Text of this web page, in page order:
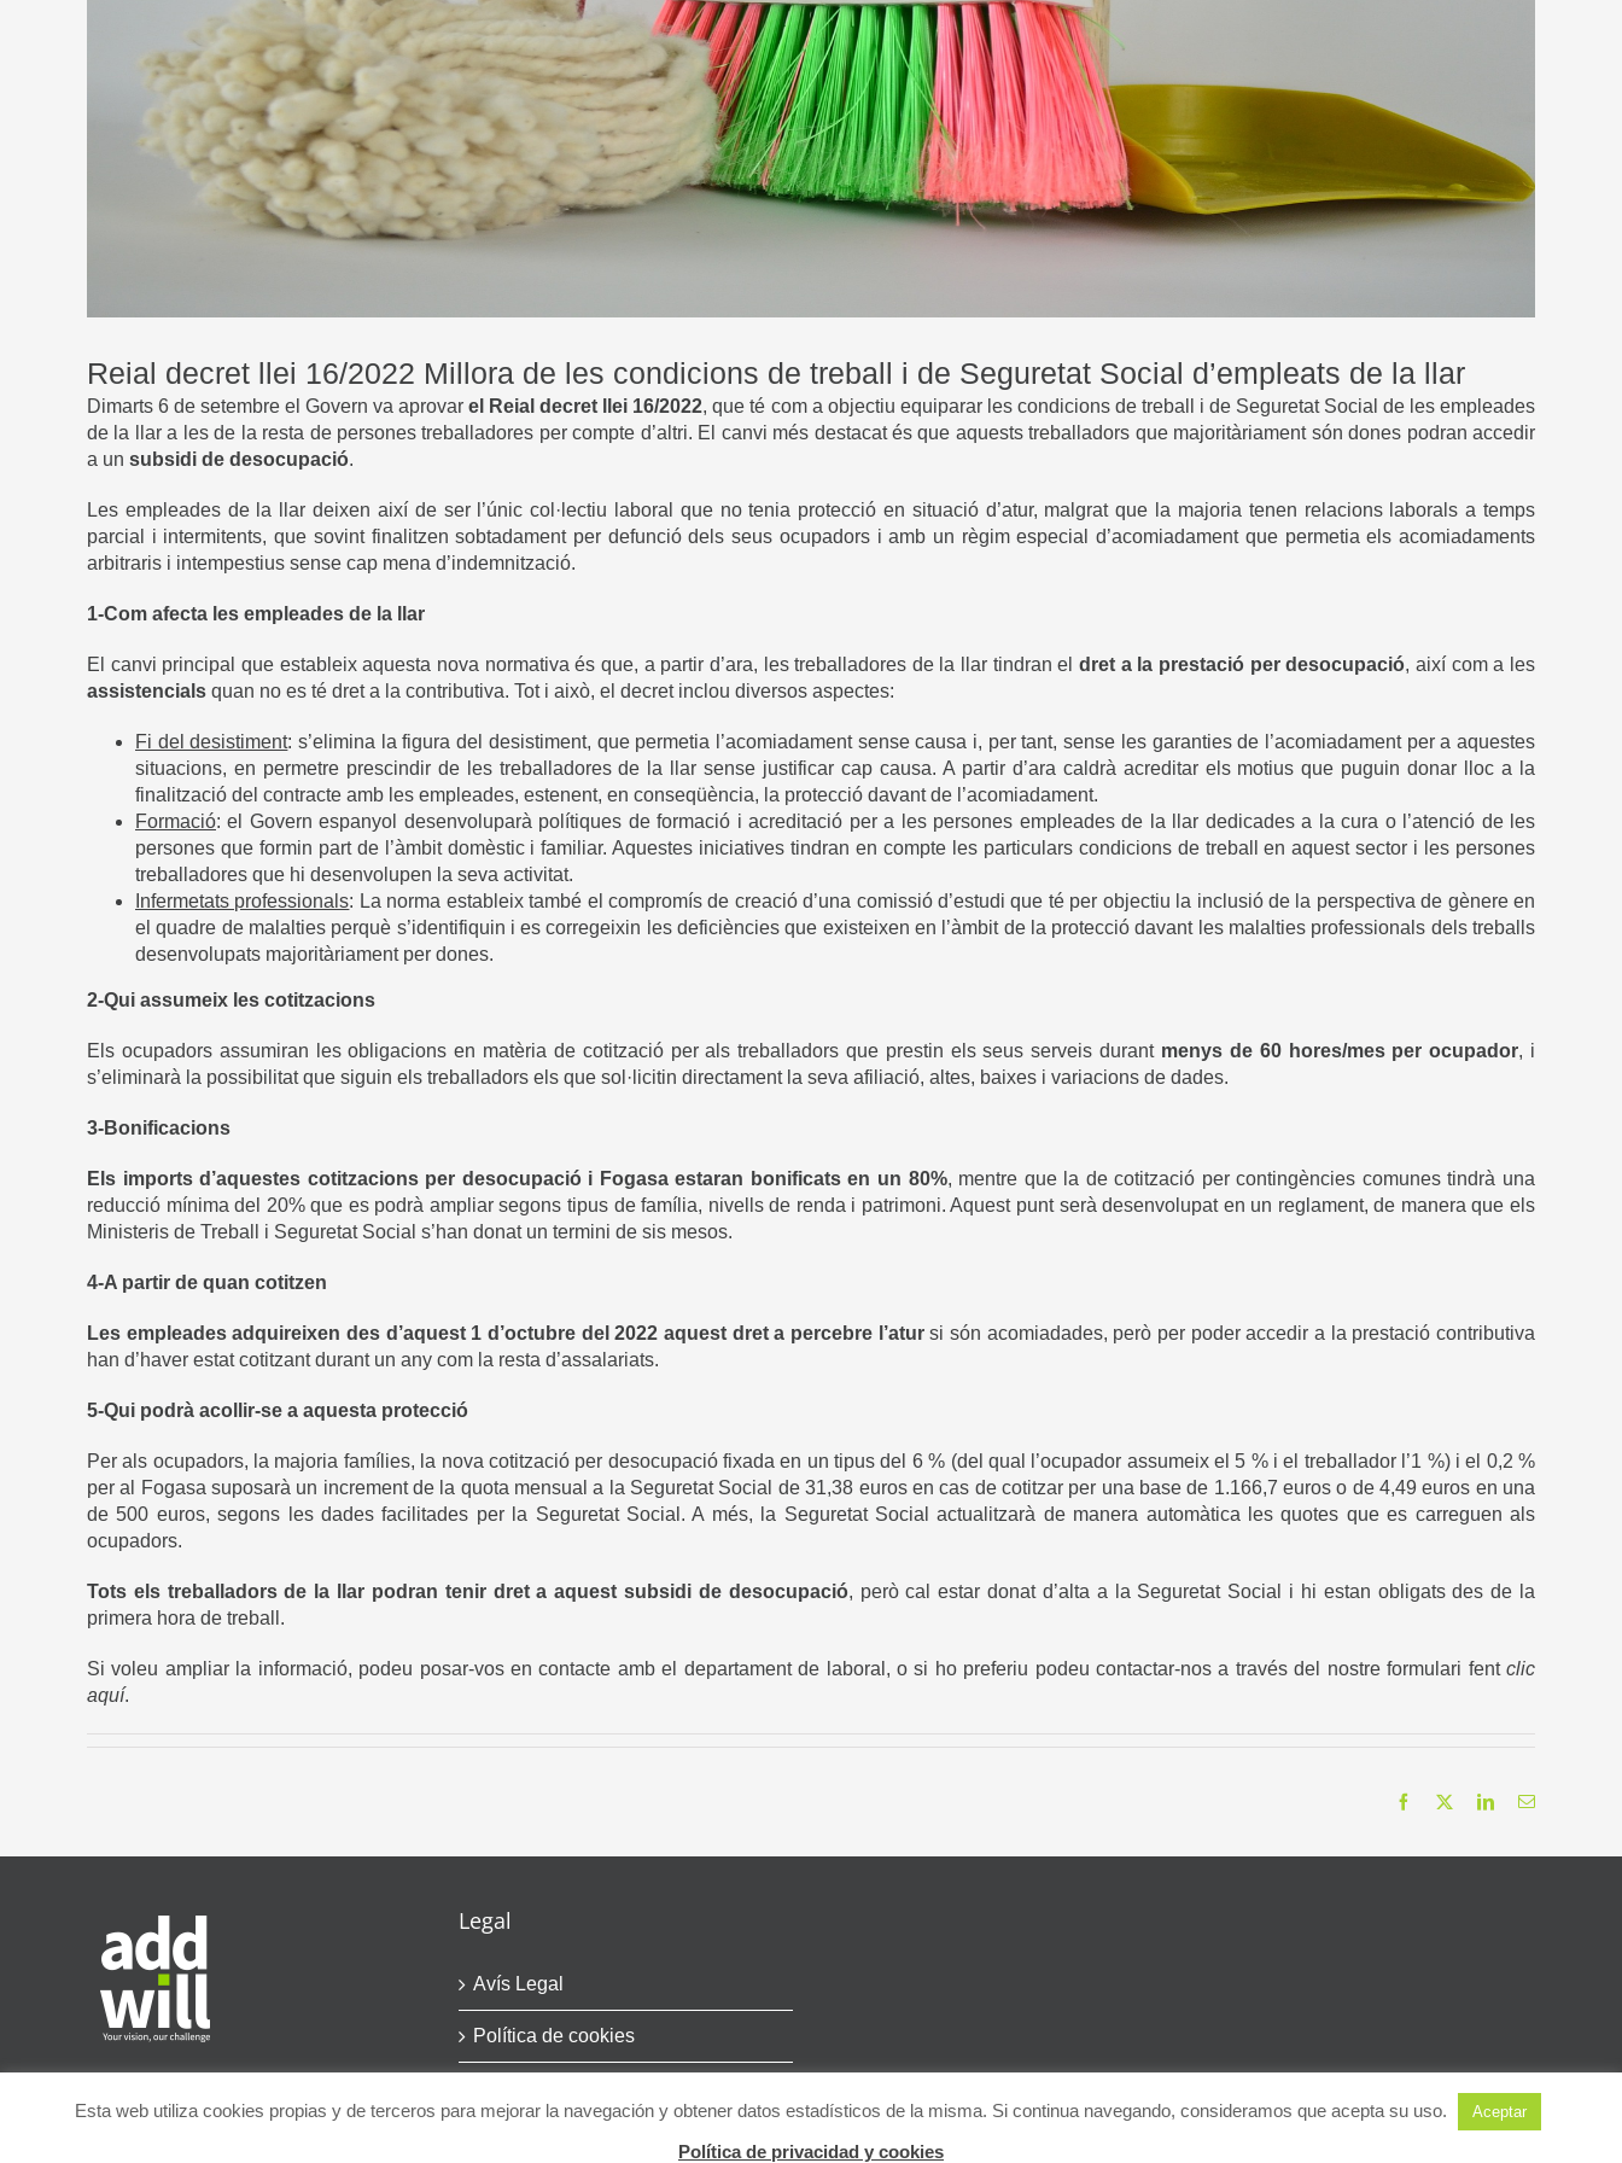
Reial decret llei 16/2022 Millora de les condicions de treball i de Seguretat Social d’empleats de la llar
Dimarts 6 de setembre el Govern va aprovarel Reial decret llei 16/2022, que té com a objectiu equiparar les condicions de treball i de Seguretat Social de les empleades
de la llar a les de la resta de persones treballadores per compte d’altri. El canvi més destacat és que aquests treballadors que majoritàriament són dones podran accedir
a un subsidi de desocupació.
Les empleades de la llar deixen així de ser l’únic col·lectiu laboral que no tenia protecció en situació d’atur, malgrat que la majoria tenen relacions laborals a temps
parcial i intermitents, que sovint finalitzen sobtadament per defunció dels seus ocupadors i amb un règim especial d’acomiadament que permetia els acomiadaments
arbitraris i intempestius sense cap mena d’indemnització.
1-Com afecta les empleades de la llar
El canvi principal que estableix aquesta nova normativa és que, a partir d’ara, les treballadores de la llar tindran eldret a la prestació per desocupació, així com a les
assistencials quan no es té dret a la contributiva. Tot i això, el decret inclou diversos aspectes:
Fi del desistiment: s’elimina la figura del desistiment, que permetia l’acomiadament sense causa i, per tant, sense les garanties de l’acomiadament per a aquestes
situacions, en permetre prescindir de les treballadores de la llar sense justificar cap causa. A partir d’ara caldrà acreditar els motius que puguin donar lloc a la
finalització del contracte amb les empleades, estenent, en conseqüència, la protecció davant de l’acomiadament.
Formació: el Govern espanyol desenvoluparà polítiques de formació i acreditació per a les persones empleades de la llar dedicades a la cura o l’atenció de les
persones que formin part de l’àmbit domèstic i familiar. Aquestes iniciatives tindran en compte les particulars condicions de treball en aquest sector i les persones
treballadores que hi desenvolupen la seva activitat.
Infermetats professionals: La norma estableix també el compromís de creació d’una comissió d’estudi que té per objectiu la inclusió de la perspectiva de gènere en
el quadre de malalties perquè s’identifiquin i es corregeixin les deficiències que existeixen en l’àmbit de la protecció davant les malalties professionals dels treballs
desenvolupats majoritàriament per dones.
2-Qui assumeix les cotitzacions
Els ocupadors assumiran les obligacions en matèria de cotització per als treballadors que prestin els seus serveis durant menys de 60 hores/mes per ocupador, i
s’eliminarà la possibilitat que siguin els treballadors els que sol·licitin directament la seva afiliació, altes, baixes i variacions de dades.
3-Bonificacions
Els imports d’aquestes cotitzacions per desocupació i Fogasa estaran bonificats en un 80%, mentre que la de cotització per contingències comunes tindrà una
reducció mínima del 20% que es podrà ampliar segons tipus de família, nivells de renda i patrimoni. Aquest punt serà desenvolupat en un reglament, de manera que els
Ministeris de Treball i Seguretat Social s’han donat un termini de sis mesos.
4-A partir de quan cotitzen
Les empleades adquireixen des d’aquest 1 d’octubre del 2022 aquest dret a percebre l’atursi són acomiadades, però per poder accedir a la prestació contributiva
han d’haver estat cotitzant durant un any com la resta d’assalariats.
5-Qui podrà acollir-se a aquesta protecció
Per als ocupadors, la majoria famílies, la nova cotització per desocupació fixada en un tipus del 6 % (del qual l’ocupador assumeix el 5 % i el treballador l’1 %) i el 0,2 %
per al Fogasa suposarà un increment de la quota mensual a la Seguretat Social de 31,38 euros en cas de cotitzar per una base de 1.166,7 euros o de 4,49 euros en una
de 500 euros, segons les dades facilitades per la Seguretat Social. A més, la Seguretat Social actualitzarà de manera automàtica les quotes que es carreguen als
ocupadors.
Tots els treballadors de la llar podran tenir dret a aquest subsidi de desocupació, però cal estar donat d’alta a la Seguretat Social i hi estan obligats des de la
primera hora de treball.
Si voleu ampliar la informació, podeu posar-vos en contacte amb el departament de laboral, o si ho preferiu podeu contactar-nos a través del nostre formulari fent clic
aquí.
Facebook LinkedInEmail
Legal
Avís Legal
Política de cookies
Esta web utiliza cookies propias y de terceros para mejorar la navegación y obtener datos estadísticos de la misma. Si continua navegando, consideramos que acepta su uso. Aceptar
Política de privacidad y cookies